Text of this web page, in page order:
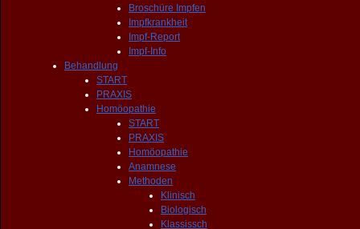
Broschüre Impfen
Impfkrankheit
Impf-Report
Impf-Info
Behandlung
START
PRAXIS
Homöopathie
START
PRAXIS
Homöopathie
Anamnese
Methoden
Klinisch
Biologisch
Klassissch